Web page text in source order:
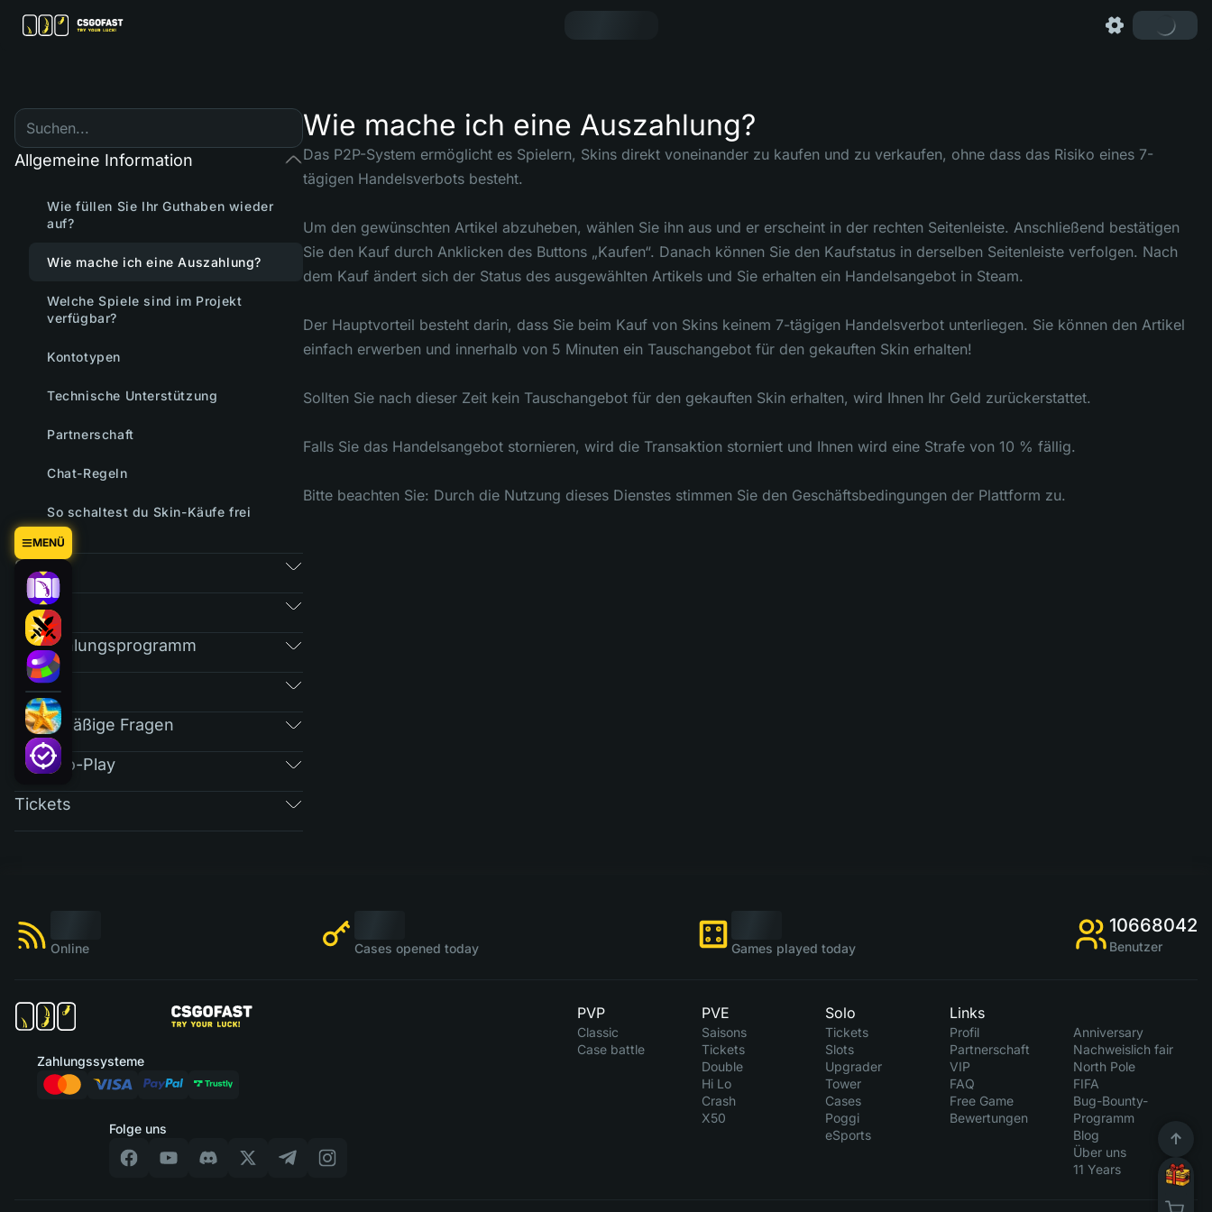
MENÜ
Allgemeine Information
Wie füllen Sie Ihr Guthaben wieder
auf?
Wie mache ich eine Auszahlung?
Welche Spiele sind im Projekt
verfügbar?
Kontotypen
Technische Unterstützung
Partnerschaft
Chat-Regeln
So schaltest du Skin-Käufe frei
Spiele
Markt
Empfehlungsprogramm
RAIN
Regelmäßige Fragen
Free-To-Play
Tickets
Wie mache ich eine Auszahlung?
Das P2P-System ermöglicht es Spielern, Skins direkt voneinander zu kaufen und zu verkaufen, ohne dass das Risiko eines 7-
tägigen Handelsverbots besteht.
Um den gewünschten Artikel abzuheben, wählen Sie ihn aus und er erscheint in der rechten Seitenleiste. Anschließend bestätigen
Sie den Kauf durch Anklicken des Buttons „Kaufen“. Danach können Sie den Kaufstatus in derselben Seitenleiste verfolgen. Nach
dem Kauf ändert sich der Status des ausgewählten Artikels und Sie erhalten ein Handelsangebot in Steam.
Der Hauptvorteil besteht darin, dass Sie beim Kauf von Skins keinem 7-tägigen Handelsverbot unterliegen. Sie können den Artikel
einfach erwerben und innerhalb von 5 Minuten ein Tauschangebot für den gekauften Skin erhalten!
Sollten Sie nach dieser Zeit kein Tauschangebot für den gekauften Skin erhalten, wird Ihnen Ihr Geld zurückerstattet.
Falls Sie das Handelsangebot stornieren, wird die Transaktion storniert und Ihnen wird eine Strafe von 10 % fällig.
Bitte beachten Sie: Durch die Nutzung dieses Dienstes stimmen Sie den Geschäftsbedingungen der Plattform zu.
Online Cases opened today Games played today
10668042
Benutzer
Folge uns
Zahlungssysteme
PVP
Classic
Case battle
PVE
Saisons
Tickets
Double
Hi Lo
Crash
X50
Solo
Tickets
Slots
Upgrader
Tower
Cases
Poggi
eSports
Links
Profil
Partnerschaft
VIP
FAQ
Free Game
Bewertungen
Anniversary
Nachweislich fair
North Pole
FIFA
Bug-Bounty-
Programm
Blog
Über uns
11 Years